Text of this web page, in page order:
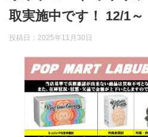
取実施中です！ 12/1～
投稿日： 2025年11月30日